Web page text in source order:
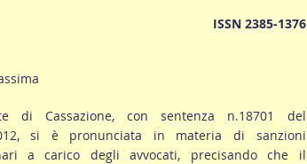
ISSN 2385-1376
di Cassazione, con sentenza n.18701 del
si è pronunciata in materia di sanzioni
a carico degli avvocati, precisando che il